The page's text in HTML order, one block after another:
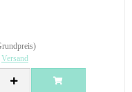
Versand